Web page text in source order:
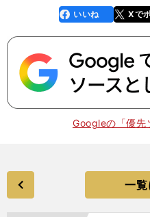
faceboo
k
いいね Xで
Googleの「優先
一覧